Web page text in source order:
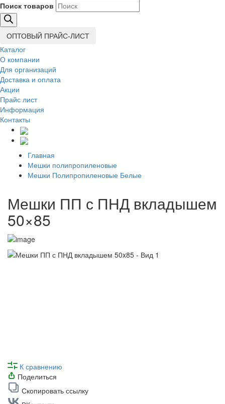
Поиск товаров
ОПТОВЫЙ ПРАЙС-ЛИСТ
Каталог
О компании
Для организаций
Доставка и оплата
Акции
Прайс лист
Информация
Контакты
Главная
Мешки полипропиленовые
Мешки Полипропиленовые Белые
Мешки ПП с ПНД вкладышем
50×85
К сравнению
Поделиться
Скопировать ссылку